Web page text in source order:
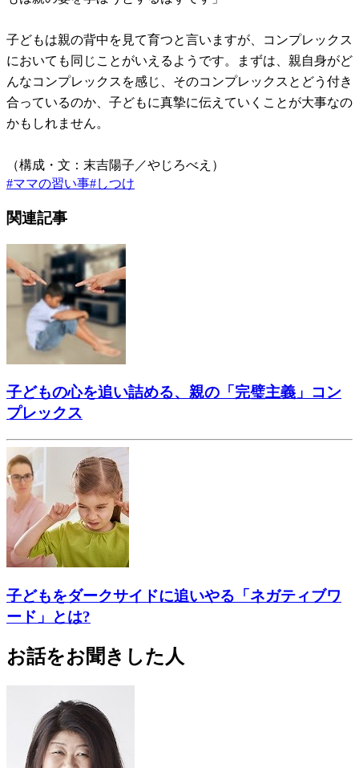
子どもは親の背中を見て育つと言いますが、コンプレックス
においても同じことがいえるようです。まずは、親自身がど
んなコンプレックスを感じ、そのコンプレックスとどう付き
合っているのか、子どもに真摯に伝えていくことが大事なの
かもしれません。
（構成・文：末吉陽子／やじろべえ）
#ママの習い事#しつけ
関連記事
子どもの心を追い詰める、親の「完璧主義」コン
プレックス
子どもをダークサイドに追いやる「ネガティブワ
ード」とは?
お話をお聞きした人